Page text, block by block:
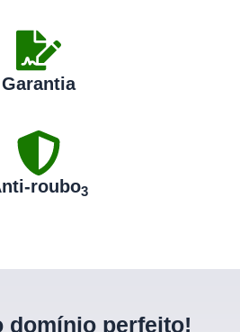
Garantia
roubo3
domínio perfeito!